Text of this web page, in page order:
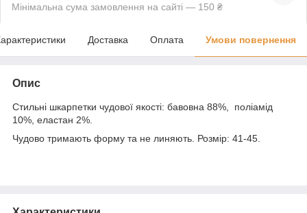
Мінімальна сума замовлення на сайті — 150 ₴
Доставка Оплата Умови повернення
Опис
Стильні шкарпетки чудової якості: бавовна 88%, поліамід
10%, еластан 2%.
Чудово тримають форму та не линяють. Розмір: 41-45.